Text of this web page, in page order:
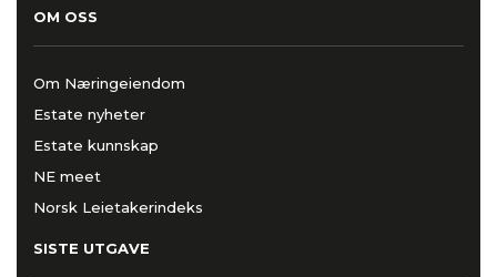
OM OSS
Om Næringeiendom
Estate nyheter
Estate kunnskap
NE meet
Norsk Leietakerindeks
SISTE UTGAVE